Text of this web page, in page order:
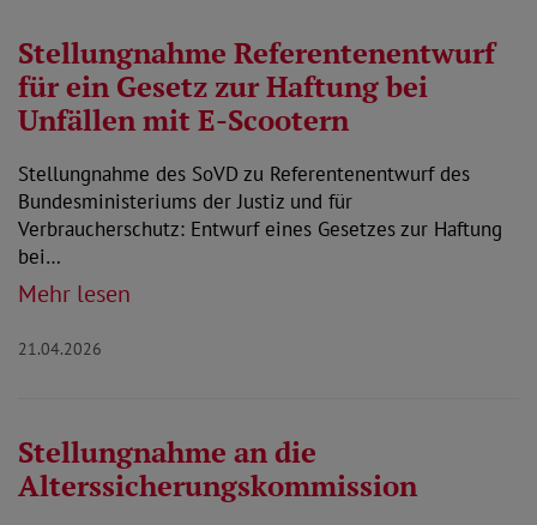
Stellungnahme Referentenentwurf
für ein Gesetz zur Haftung bei
Unfällen mit E-Scootern
Stellungnahme des SoVD zu Referentenentwurf des
Bundesministeriums der Justiz und für
Verbraucherschutz: Entwurf eines Gesetzes zur Haftung
bei…
Mehr lesen
21.04.2026
Stellungnahme an die
Alterssicherungskommission